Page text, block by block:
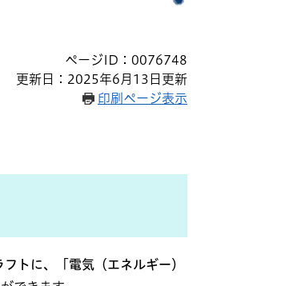
ページID：0076748
更新日：2025年6月13日更新
印刷ページ表示
トに、「電気（エネルギー）